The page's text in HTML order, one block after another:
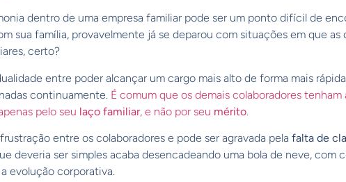
dentro de uma empresa familiar pode ser um ponto difícil de
sua família, provavelmente já se deparou com situações em que
certo?
entre poder alcançar um cargo mais alto de forma mais
continuamente. É comum que os demais colaboradores
pelo seu laço familiar, e não por seu mérito.
entre os colaboradores e pode ser agravada pela falta de
deveria ser simples acaba desencadeando uma bola de neve, com
evolução corporativa.